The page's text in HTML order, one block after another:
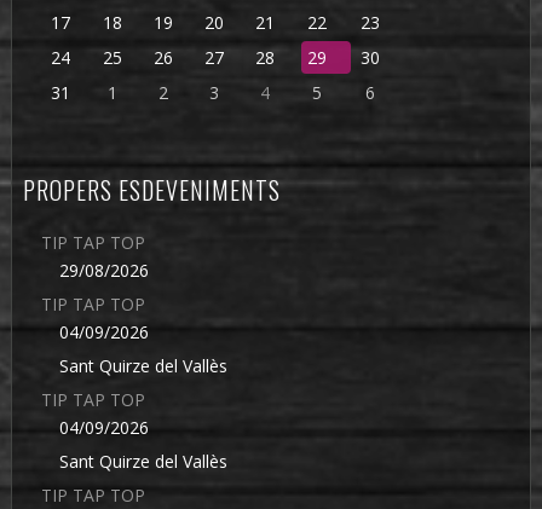
17
18 19 20 21 22
23
24
25 26 27 28 29
30
31
1 2 3 4 5 6
PROPERS ESDEVENIMENTS
TIP TAP TOP
29/08/2026
TIP TAP TOP
04/09/2026
Sant Quirze del Vallès
TIP TAP TOP
04/09/2026
Sant Quirze del Vallès
TIP TAP TOP